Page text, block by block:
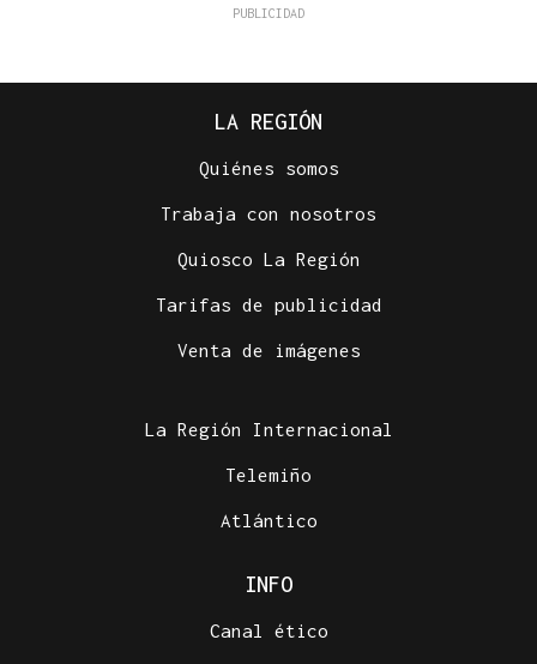
LA REGIÓN
Quiénes somos
Trabaja con nosotros
Quiosco La Región
Tarifas de publicidad
Venta de imágenes
La Región Internacional
Telemiño
Atlántico
INFO
Canal ético